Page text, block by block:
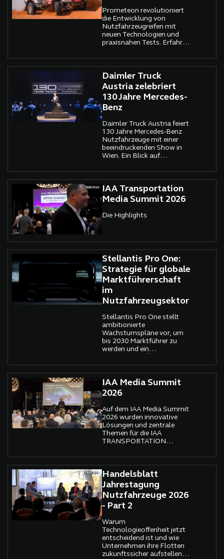
Prometeon revolutioniert
die Entwicklung von
Nutzfahrzeugreifen mit
neuen Technologien und
praxisnahen Tests. Erfahren
Kundenanforderungen,
Nachhaltigkeit und
Regulierungen den Prozess
bestimmen.
Daimler Truck
Austria zelebriert
130 Jahre Mercedes-
Benz
Daimler Truck Austria feiert
130 Jahre Mercedes-Benz
Nutzfahrzeuge mit einer
beeindruckenden Show in
Wien. Ein Blick auf
IAA Transportation
Media Summit 2026
Die Highlights
Stellantis Pro One:
Strategie für globale
Marktführerschaft
im
Nutzfahrzeugsektor
Stellantis Pro One stellt
ambitionierte
Wachstumspläne vor, um
bis 2030 Marktführer zu
werden und ein
für gewerbliche Kunden zu
bieten.
IAA Media Summit
2026
Auf dem IAA Media Summit
2026 wurden innovative
Lösungen und zentrale
Themen für die IAA
TRANSPORTATION
Ausbau der Lade- und
Wasserstoffinfrastruktur
bleibt eine Herausforderung.
Handelsblatt
Jahrestagung
Nutzfahrzeuge 2026
- Part 2
Warum
Technologieoffenheit jetzt
entscheidend ist und wie
Unternehmen ihre Flotten
zukunftssicher aufstellen